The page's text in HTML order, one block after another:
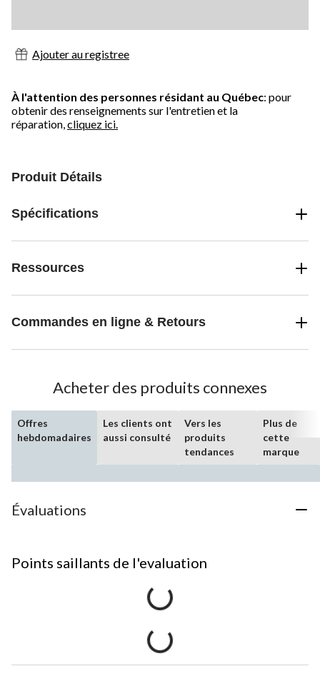
Ajouter au registree
À l'attention des personnes résidant au Québec: pour
obtenir des renseignements sur l'entretien et la
réparation,cliquez ici.
Produit Détails
Spécifications
Ressources
Commandes en ligne & Retours
Acheter des produits connexes
Offres
hebdomadaires
Les clients ont
aussi consulté
Vers les
produits
tendances
Plus de
cette
marque
Évaluations
Points saillants de l'evaluation